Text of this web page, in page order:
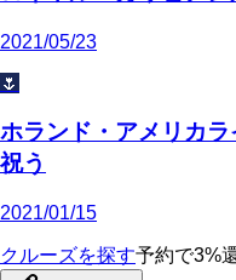
2021/05/23
🌷
ホランド・アメリカ
祝う
2021/01/15
クルーズを探す予約で3%